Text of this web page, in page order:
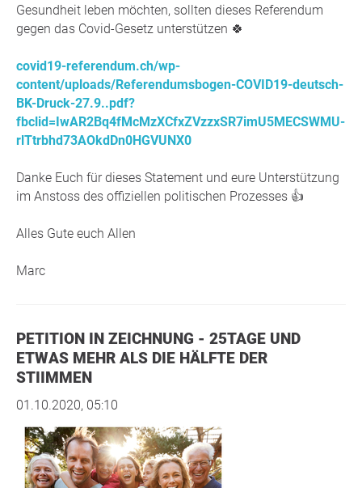
Gesundheit leben möchten, sollten dieses Referendum
gegen das Covid-Gesetz unterstützen 🍀
covid19-referendum.ch/wp-
content/uploads/Referendumsbogen-COVID19-deutsch-
BK-Druck-27.9..pdf?
fbclid=IwAR2Bq4fMcMzXCfxZVzzxSR7imU5MECSWMU-
rlTtrbhd73AOkdDn0HGVUNX0
Danke Euch für dieses Statement und eure Unterstützung
im Anstoss des offiziellen politischen Prozesses 👍
Alles Gute euch Allen
Marc
PETITION IN ZEICHNUNG - 25TAGE UND
ETWAS MEHR ALS DIE HÄLFTE DER
STIIMMEN
01.10.2020, 05:10